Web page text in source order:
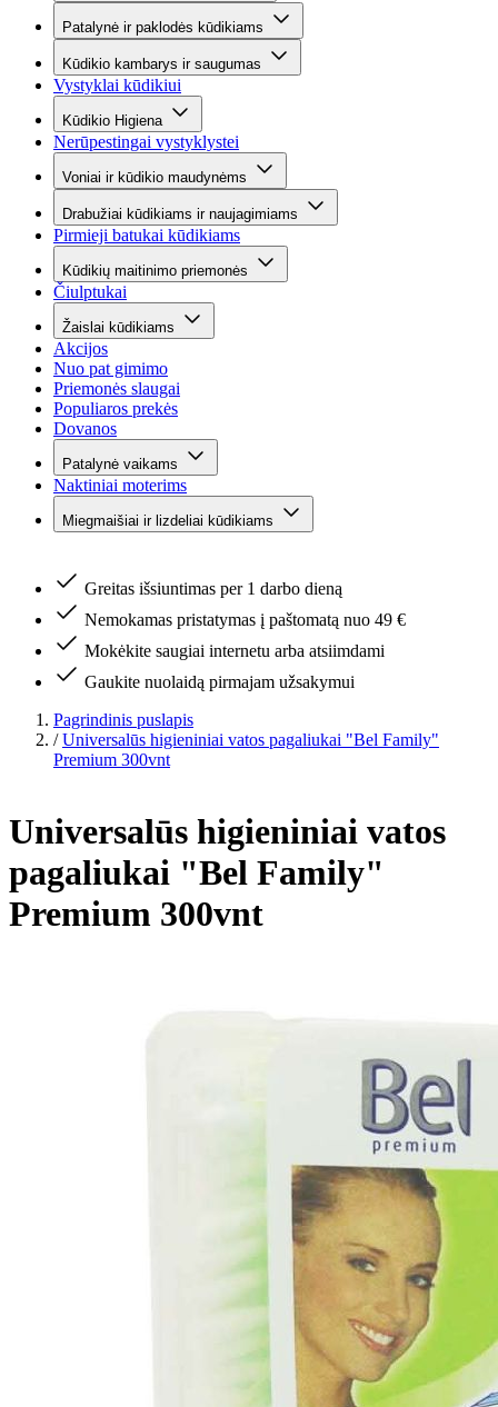
Patalynė ir paklodės kūdikiams
Kūdikio kambarys ir saugumas
Vystyklai kūdikiui
Kūdikio Higiena
Nerūpestingai vystyklystei
Voniai ir kūdikio maudynėms
Drabužiai kūdikiams ir naujagimiams
Pirmieji batukai kūdikiams
Kūdikių maitinimo priemonės
Čiulptukai
Žaislai kūdikiams
Akcijos
Nuo pat gimimo
Priemonės slaugai
Populiaros prekės
Dovanos
Patalynė vaikams
Naktiniai moterims
Miegmaišiai ir lizdeliai kūdikiams
Greitas išsiuntimas per 1 darbo dieną
Nemokamas pristatymas į paštomatą nuo 49 €
Mokėkite saugiai internetu arba atsiimdami
Gaukite nuolaidą pirmajam užsakymui
Pagrindinis puslapis
/ Universalūs higieniniai vatos pagaliukai "Bel Family"
Premium 300vnt
Universalūs higieniniai vatos
pagaliukai "Bel Family"
Premium 300vnt